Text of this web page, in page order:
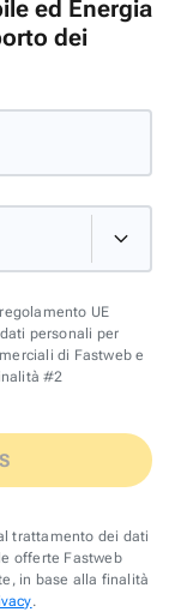
ed Energia
dei
UE
personali per
di Fastweb e
#2
trattamento dei dati
offerte Fastweb
in base alla finalità
.